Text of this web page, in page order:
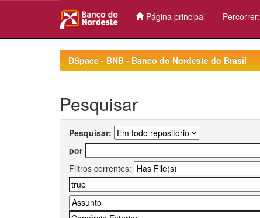
Página principal Percorrer:
DSpace - BNB - Banco do Nordeste do Brasil
Pesquisar
Pesquisar:
por
Filtros correntes: